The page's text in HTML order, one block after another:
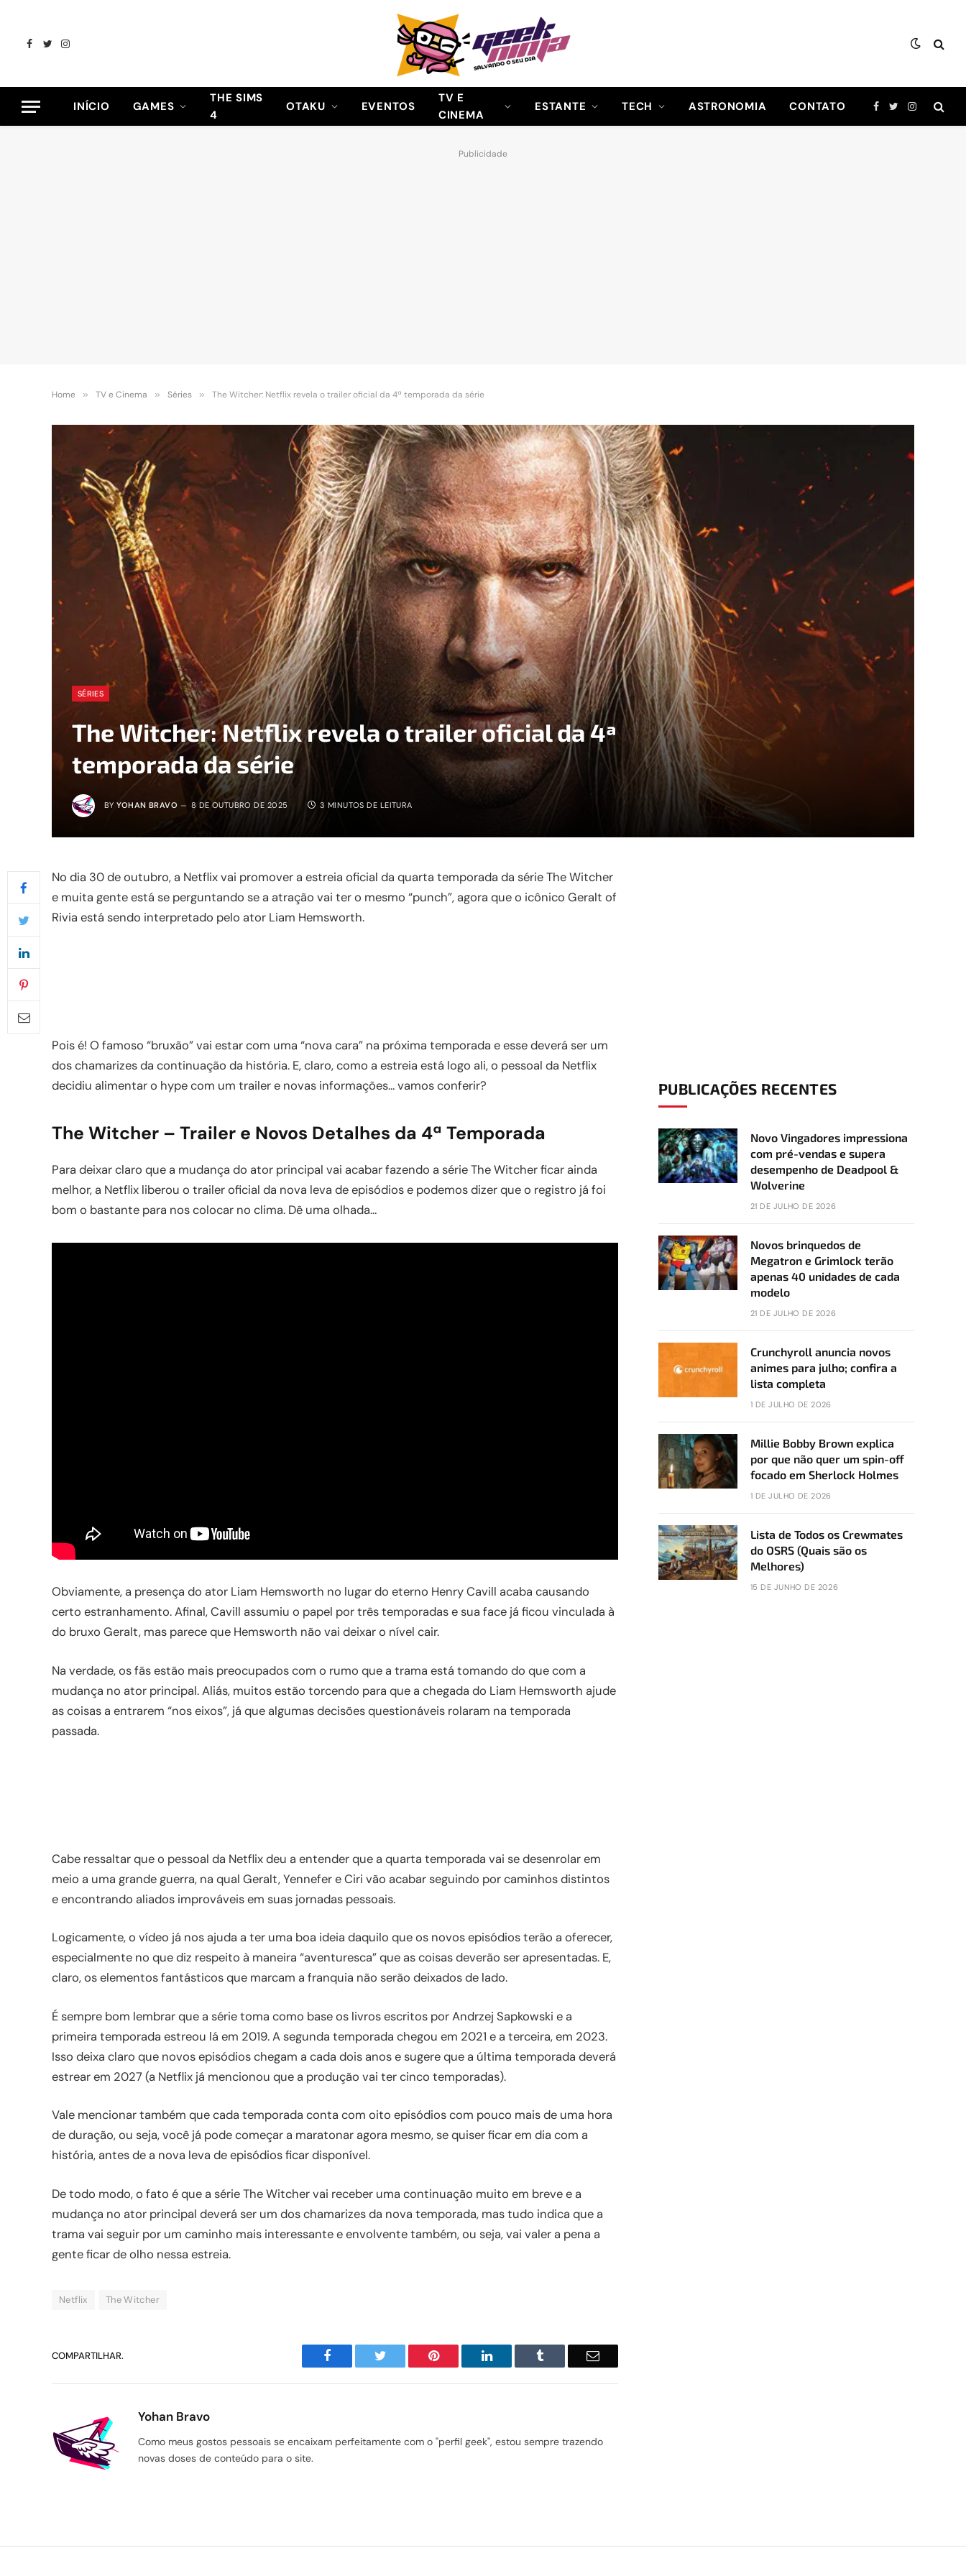
Facebook
TwitterInstagram
INÍCIO GAMES
THE SIMS
4
OTAKU EVENTOS
TV E
CINEMA
ESTANTE TECH ASTRONOMIA CONTATO Facebook
TwitterInstagram
Publicidade
Home » TV e Cinema » Séries » The Witcher: Netflix revela o trailer oficial da 4ª temporada da série
SÉRIES
The Witcher: Netflix revela o trailer oficial da 4ª
temporada da série
BY YOHAN BRAVO 8 DE OUTUBRO DE 2025 3 MINUTOS DE LEITURA
No dia 30 de outubro, a Netflix vai promover a estreia oficial da quarta temporada da série The Witcher
e muita gente está se perguntando se a atração vai ter o mesmo “punch”, agora que o icônico Geralt of
Rivia está sendo interpretado pelo ator Liam Hemsworth.
Pois é! O famoso “bruxão” vai estar com uma “nova cara” na próxima temporada e esse deverá ser um
dos chamarizes da continuação da história. E, claro, como a estreia está logo ali, o pessoal da Netflix
decidiu alimentar o hype com um trailer e novas informações… vamos conferir?
The Witcher – Trailer e Novos Detalhes da 4ª Temporada
Para deixar claro que a mudança do ator principal vai acabar fazendo a série The Witcher ficar ainda
melhor, a Netflix liberou o trailer oficial da nova leva de episódios e podemos dizer que o registro já foi
bom o bastante para nos colocar no clima. Dê uma olhada…
Obviamente, a presença do ator Liam Hemsworth no lugar do eterno Henry Cavill acaba causando
certo estranhamento. Afinal, Cavill assumiu o papel por três temporadas e sua face já ficou vinculada à
do bruxo Geralt, mas parece que Hemsworth não vai deixar o nível cair.
Na verdade, os fãs estão mais preocupados com o rumo que a trama está tomando do que com a
mudança no ator principal. Aliás, muitos estão torcendo para que a chegada do Liam Hemsworth ajude
as coisas a entrarem “nos eixos”, já que algumas decisões questionáveis rolaram na temporada
passada.
Cabe ressaltar que o pessoal da Netflix deu a entender que a quarta temporada vai se desenrolar em
meio a uma grande guerra, na qual Geralt, Yennefer e Ciri vão acabar seguindo por caminhos distintos
e encontrando aliados improváveis em suas jornadas pessoais.
Logicamente, o vídeo já nos ajuda a ter uma boa ideia daquilo que os novos episódios terão a oferecer,
especialmente no que diz respeito à maneira “aventuresca” que as coisas deverão ser apresentadas. E,
claro, os elementos fantásticos que marcam a franquia não serão deixados de lado.
É sempre bom lembrar que a série toma como base os livros escritos por Andrzej Sapkowski e a
primeira temporada estreou lá em 2019. A segunda temporada chegou em 2021 e a terceira, em 2023.
Isso deixa claro que novos episódios chegam a cada dois anos e sugere que a última temporada deverá
estrear em 2027 (a Netflix já mencionou que a produção vai ter cinco temporadas).
Vale mencionar também que cada temporada conta com oito episódios com pouco mais de uma hora
de duração, ou seja, você já pode começar a maratonar agora mesmo, se quiser ficar em dia com a
história, antes de a nova leva de episódios ficar disponível.
De todo modo, o fato é que a série The Witcher vai receber uma continuação muito em breve e a
mudança no ator principal deverá ser um dos chamarizes da nova temporada, mas tudo indica que a
trama vai seguir por um caminho mais interessante e envolvente também, ou seja, vai valer a pena a
gente ficar de olho nessa estreia.
Netflix The Witcher
COMPARTILHAR. Facebook Twitter Pinterest LinkedIn Tumblr Email
Yohan Bravo
Como meus gostos pessoais se encaixam perfeitamente com o "perfil geek", estou sempre trazendo
novas doses de conteúdo para o site.
PUBLICAÇÕES RECENTES
Novo Vingadores impressiona
com pré-vendas e supera
desempenho de Deadpool &
Wolverine
21 DE JULHO DE 2026
Novos brinquedos de
Megatron e Grimlock terão
apenas 40 unidades de cada
modelo
21 DE JULHO DE 2026
Crunchyroll anuncia novos
animes para julho; confira a
lista completa
1 DE JULHO DE 2026
Millie Bobby Brown explica
por que não quer um spin-off
focado em Sherlock Holmes
1 DE JULHO DE 2026
Lista de Todos os Crewmates
do OSRS (Quais são os
Melhores)
15 DE JUNHO DE 2026